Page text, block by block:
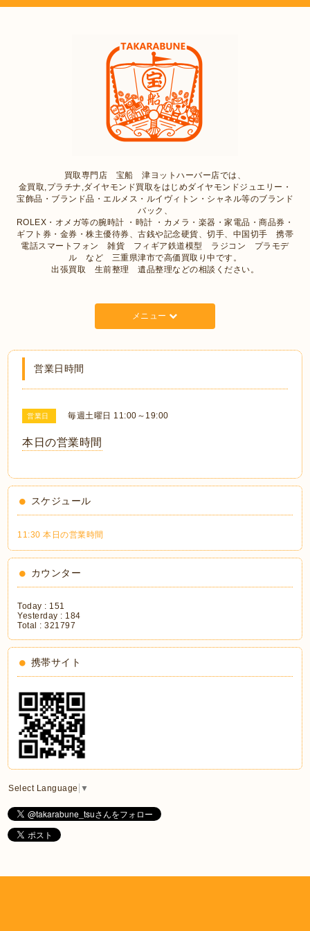
買取専門店 宝船 津ヨットハーバー店では、
金買取,プラチナ,ダイヤモンド買取をはじめダイヤモンドジュエリー・
宝飾品・ブランド品・エルメス・ルイヴィトン・シャネル等のブランド
バック、
ROLEX・オメガ等の腕時計 ・時計 ・カメラ・楽器・家電品・商品券・
ギフト券・金券・株主優待券、古銭や記念硬貨、切手、中国切手 携帯
電話スマートフォン 雑貨 フィギア鉄道模型 ラジコン プラモデ
ル など 三重県津市で高価買取り中です。
出張買取 生前整理 遺品整理などの相談ください。
メニュー
営業日時間
営業日 毎週土曜日 11:00～19:00
本日の営業時間
スケジュール
11:30 本日の営業時間
カウンター
Today : 151
Yesterday : 184
Total :321797
携帯サイト
Select Language ▼